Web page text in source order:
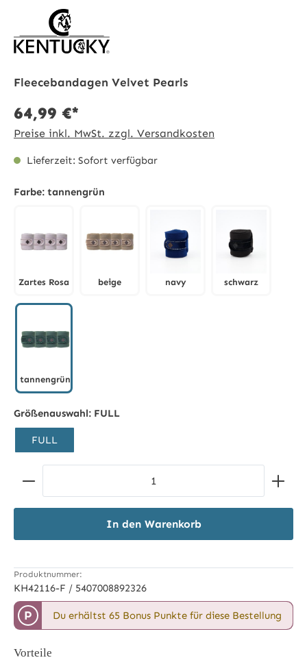
Fleecebandagen Velvet Pearls
64,99 €*
Preise inkl. MwSt. zzgl. Versandkosten
Lieferzeit: Sofort verfügbar
Farbe: tannengrün
Zartes Rosa
Zartes Rosa
beige navy schwarz
tannengrün
Größenauswahl: FULL
FULL
Produkt Anzahl: Gib den gewünschten Wert ein
In den Warenkorb
Produktnummer:
KH42116-F / 5407008892326
P Du erhältst 65 Bonus Punkte für diese Bestellung
Vorteile